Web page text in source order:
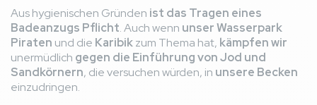
Aus hygienischen Gründen ist das Tragen eines
Badeanzugs Pflicht. Auch wenn unser Wasserpark
Piraten und die Karibikzum Thema hat, kämpfen wir
unermüdlich gegen die Einführung von Jod und
Sandkörnern, die versuchen würden, in unsere Becken
einzudringen.